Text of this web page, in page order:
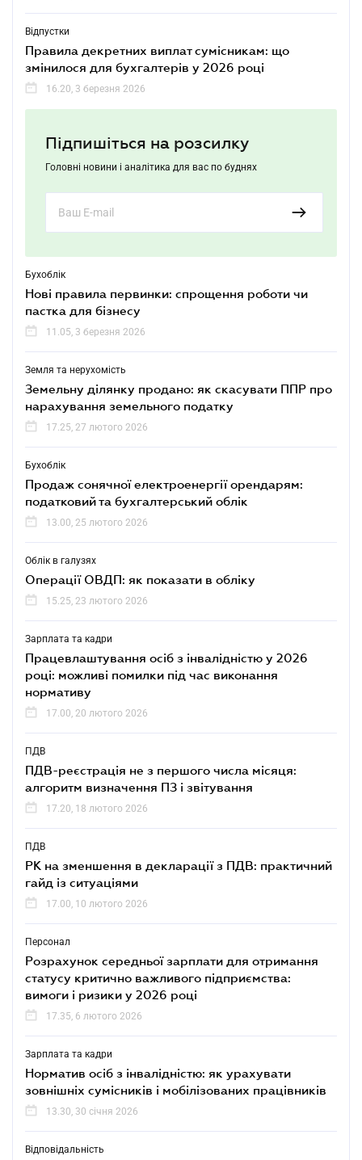
Відпустки
Правила декретних виплат сумісникам: що
змінилося для бухгалтерів у 2026 році
16.20, 3 березня 2026
Підпишіться на розсилку
Головні новини і аналітика для вас по буднях
Бухоблік
Нові правила первинки: спрощення роботи чи
пастка для бізнесу
11.05, 3 березня 2026
Земля та нерухомість
Земельну ділянку продано: як скасувати ППР про
нарахування земельного податку
17.25, 27 лютого 2026
Бухоблік
Продаж сонячної електроенергії орендарям:
податковий та бухгалтерський облік
13.00, 25 лютого 2026
Облік в галузях
Операції ОВДП: як показати в обліку
15.25, 23 лютого 2026
Зарплата та кадри
Працевлаштування осіб з інвалідністю у 2026
році: можливі помилки під час виконання
нормативу
17.00, 20 лютого 2026
ПДВ
ПДВ-реєстрація не з першого числа місяця:
алгоритм визначення ПЗ і звітування
17.20, 18 лютого 2026
ПДВ
РК на зменшення в декларації з ПДВ: практичний
гайд із ситуаціями
17.00, 10 лютого 2026
Персонал
Розрахунок середньої зарплати для отримання
статусу критично важливого підприємства:
вимоги і ризики у 2026 році
17.35, 6 лютого 2026
Зарплата та кадри
Норматив осіб з інвалідністю: як урахувати
зовнішніх сумісників і мобілізованих працівників
13.30, 30 січня 2026
Відповідальність